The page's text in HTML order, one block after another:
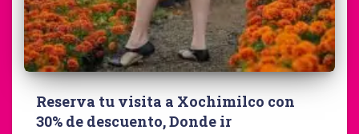
Reserva tu visita a Xochimilco con
30% de descuento, Donde ir